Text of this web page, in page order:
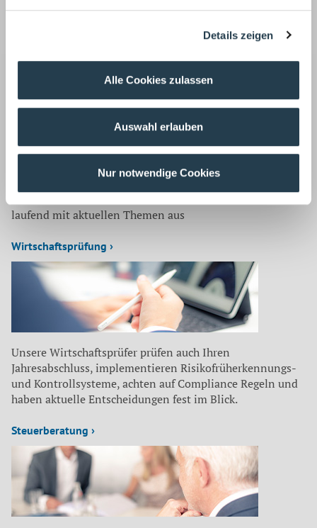
Details zeigen
Alle Cookies zulassen
Auswahl erlauben
Nur notwendige Cookies
Tel.: 02166 971-0
Fax: 02166 971-200
jtelle@wws-mg.de
Auf dem neuesten Stand
laufend mit aktuellen Themen aus
Wirtschaftsprüfung ›
Unsere Wirtschaftsprüfer prüfen auch Ihren
Jahresabschluss, implementieren Risikofrüherkennungs-
und Kontrollsysteme, achten auf Compliance Regeln und
haben aktuelle Entscheidungen fest im Blick.
Steuerberatung ›